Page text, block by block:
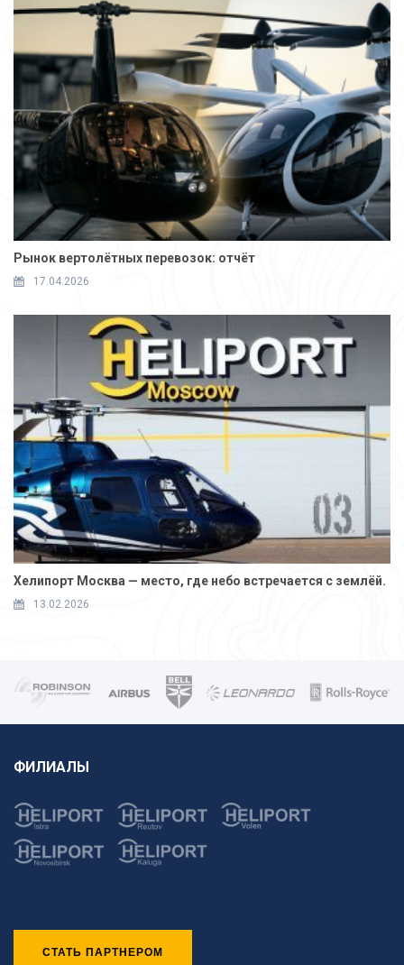
Рынок вертолётных перевозок: отчёт
17.04.2026
Хелипорт Москва — место, где небо встречается с землёй.
13.02.2026
ФИЛИАЛЫ
СТАТЬ ПАРТНЕРОМ